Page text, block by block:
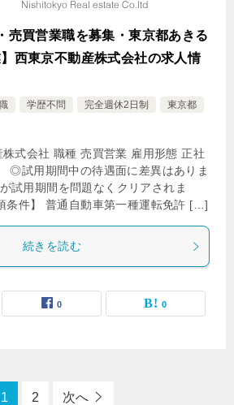
売買営業職を募集・東京都あきる
西東京不動産株式会社の求人情
学歴不問 完全週休2日制
東京都
式会社 職種 売買営業 雇用形態 正社
◎試用期間中の待遇面に差異はありま
試用期間を問題なくクリアされま
条件】 普通自動車第一種運転免許 […]
続きを読む
0 0
1 2 次へ